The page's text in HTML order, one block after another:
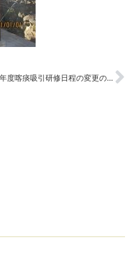
令和２年度喀痰吸引研修日程の変更のお知らせ